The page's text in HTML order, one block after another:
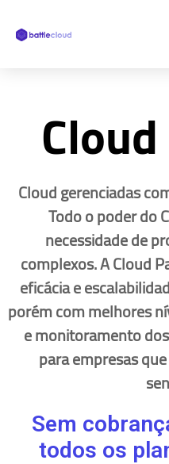
Cloud gerenciadas
Todo o poder do
necessidade de
complexos. A Cloud
eficácia e
porém com melhores
e monitoramento
para empresas
Sem
todos os